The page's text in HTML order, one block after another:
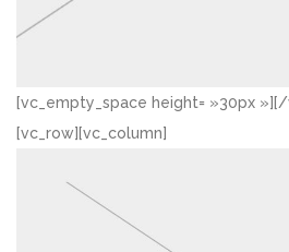
[vc_empty_space height= »30px
[vc_row][vc_column]